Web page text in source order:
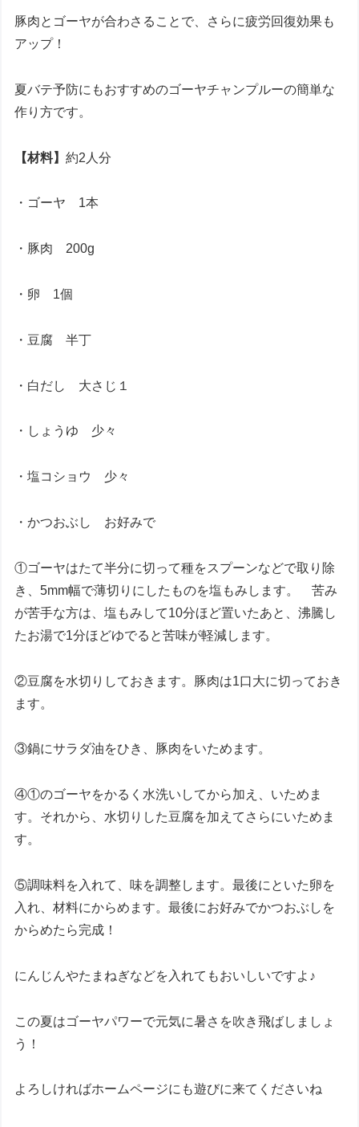
豚肉とゴーヤが合わさることで、さらに疲労回復効果も
アップ！
夏バテ予防にもおすすめのゴーヤチャンプルーの簡単な
作り方です。
【材料】約2人分
・ゴーヤ 1本
・豚肉 200g
・卵 1個
・豆腐 半丁
・白だし 大さじ１
・しょうゆ 少々
・塩コショウ 少々
・かつおぶし お好みで
①ゴーヤはたて半分に切って種をスプーンなどで取り除
き、5mm幅で薄切りにしたものを塩もみします。 苦み
が苦手な方は、塩もみして10分ほど置いたあと、沸騰し
たお湯で1分ほどゆでると苦味が軽減します。
②豆腐を水切りしておきます。豚肉は1口大に切っておき
ます。
③鍋にサラダ油をひき、豚肉をいためます。
④①のゴーヤをかるく水洗いしてから加え、いためま
す。それから、水切りした豆腐を加えてさらにいためま
す。
⑤調味料を入れて、味を調整します。最後にといた卵を
入れ、材料にからめます。最後にお好みでかつおぶしを
からめたら完成！
にんじんやたまねぎなどを入れてもおいしいですよ♪
この夏はゴーヤパワーで元気に暑さを吹き飛ばしましょ
う！
よろしければホームページにも遊びに来てくださいね